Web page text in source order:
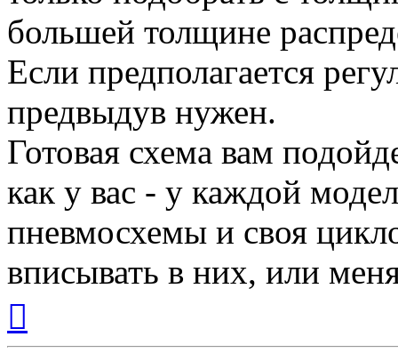
большей толщине
Если предполагается
предвыдув нужен.
Готовая схема вам
как у вас - у каждой
пневмосхемы и своя
вписывать в них, или
началу